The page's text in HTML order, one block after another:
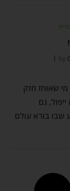
by
מי שאוחז חזק
גם
שבו בורא עולם